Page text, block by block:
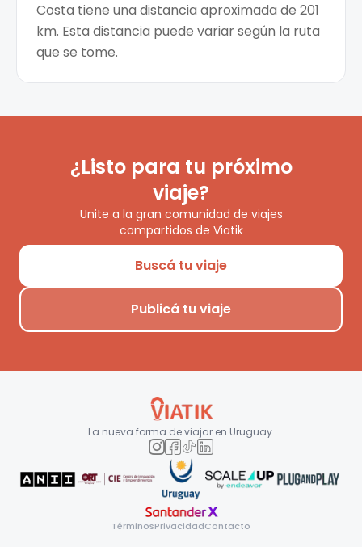
Costa tiene una distancia aproximada de 201
km. Esta distancia puede variar según la ruta
que se tome.
¿Listo para tu próximo
viaje?
Unite a la gran comunidad de viajes
compartidos de Viatik
Buscá tu viaje
Publicá tu viaje
La nueva forma de viajar en Uruguay.
TérminosPrivacidadContacto